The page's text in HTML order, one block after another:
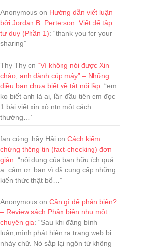
Anonymous on Hướng dẫn viết luận
bởi Jordan B. Perterson: Viết để tập
tư duy (Phần 1): “thank you for your
sharing”
Thy Thy on “Vì không nói được Xin
chào, anh đành cúp máy” – Những
điều bạn chưa biết về tật nói lắp: “em
ko biết anh là ai, lần đầu tiên em đọc
1 bài viết xịn xò ntn một cách
thường… ”
fan cứng thầy Hải on Cách kiểm
chứng thông tin (fact-checking) đơn
giản: “nội dung của bạn hữu ích quá
ạ. cảm ơn bạn vì đã cung cấp những
kiến thức thật bổ… ”
Anonymous on Cần gì để phản biện?
– Review sách Phản biện như một
chuyên gia: “Sau khi đăng bình
luận,mình phát hiện ra trang web bị
nhảy chữ. Nó sắp lại ngôn từ không